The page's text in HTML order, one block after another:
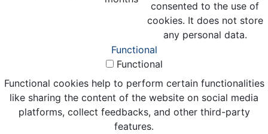
consented to the use of
cookies. It does not store
any personal data.
Functional
Functional
Functional cookies help to perform certain functionalities
like sharing the content of the website on social media
platforms, collect feedbacks, and other third-party
features.